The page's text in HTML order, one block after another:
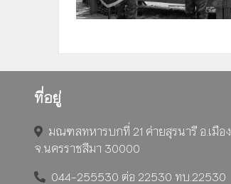
ที่อยู่
มณฑลทหารบกที่ 21 ค่ายสุรนารี อ.เมือง
จ.นครราชสีมา 30000
044-255530 ต่อ 22530 ทบ.22530